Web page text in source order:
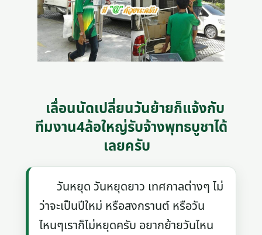
เลื่อนนัดเปลี่ยนวันย้ายก็แจ้งกับ
ทีมงาน4ล้อใหญ่รับจ้างพุทธบูชาได้
เลยครับ
วันหยุด วันหยุดยาว เทศกาลต่างๆ ไม่
ว่าจะเป็นปีใหม่ หรือสงกรานต์ หรือวัน
ไหนๆเราก็ไม่หยุดครับ อยากย้ายวันไหน